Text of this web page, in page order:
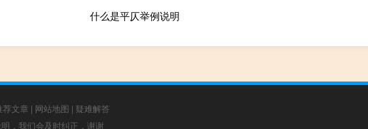
什么是平仄举例说明
荐文章 | 网站地图 | 疑难解答
，我们会及时纠正，谢谢